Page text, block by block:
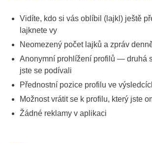
Vidíte, kdo si vás oblíbil (lajkl) ještě
lajknete vy
Neomezený počet lajků a zpráv
Anonymní prohlížení profilů — druhá
jste se podívali
Přednostní pozice profilu ve
Možnost vrátit se k profilu, který jste
Žádné reklamy v aplikaci